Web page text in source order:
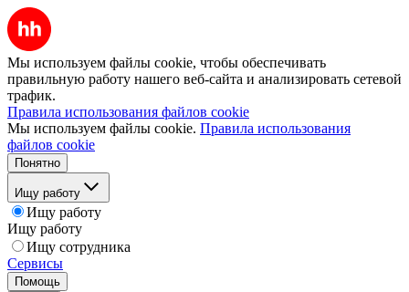
Мы используем файлы cookie, чтобы обеспечивать
правильную работу нашего веб-сайта и анализировать сетевой
трафик.
Правила использования файлов cookie
Мы используем файлы cookie. Правила использования
файлов cookie
Понятно
Ищу работу
Ищу работу
Ищу работу
Ищу сотрудника
Сервисы
Помощь